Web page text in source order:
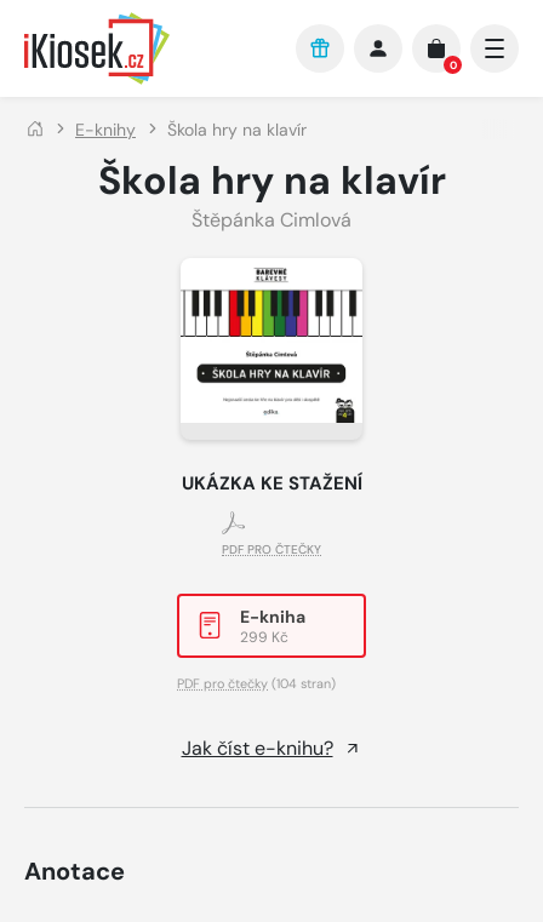
Přejít na hlavní obsah
0
E-knihy Škola hry na klavír
Škola hry na klavír
Štěpánka Cimlová
UKÁZKA KE STAŽENÍ
PDF PRO ČTEČKY
E-kniha
299 Kč
PDF pro čtečky (104 stran)
Jak číst e-knihu?
Anotace